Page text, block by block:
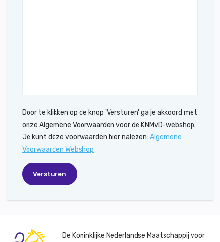
Door te klikken op de knop 'Versturen' ga je akkoord met
onze Algemene Voorwaarden voor de KNMvD-webshop.
Je kunt deze voorwaarden hier nalezen: Algemene
Voorwaarden Webshop
De Koninklijke Nederlandse Maatschappij voor